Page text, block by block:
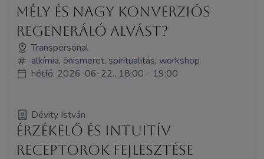
mély és nagy konverziós
regeneráló alvást?
Transpersonal
alkímia, önismeret, spiritualitás, workshop
hétfő, 2026-06-22., 18:00 - 19:00
Dévity István
Érzékelő és intuitív
receptorok fejlesztése